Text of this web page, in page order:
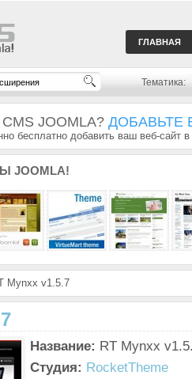
ГЛАВНАЯ
Тематика:
JOOMLA? ДОБАВЬТЕ
бесплатно добавить ваш веб-сайт
JOOMLA!
Mynxx v1.5.7
Название: RT Mynxx
Студия: RocketTheme